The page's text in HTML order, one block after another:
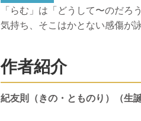
「らむ」は「どうして〜のだ
気持ち、そこはかとない感傷が
作者紹介
紀友則（きの・とものり）（生